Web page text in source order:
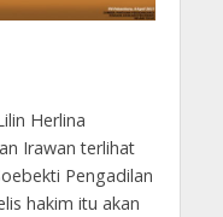
Herlina
Irawan terlihat
Pengadilan
hakim itu akan